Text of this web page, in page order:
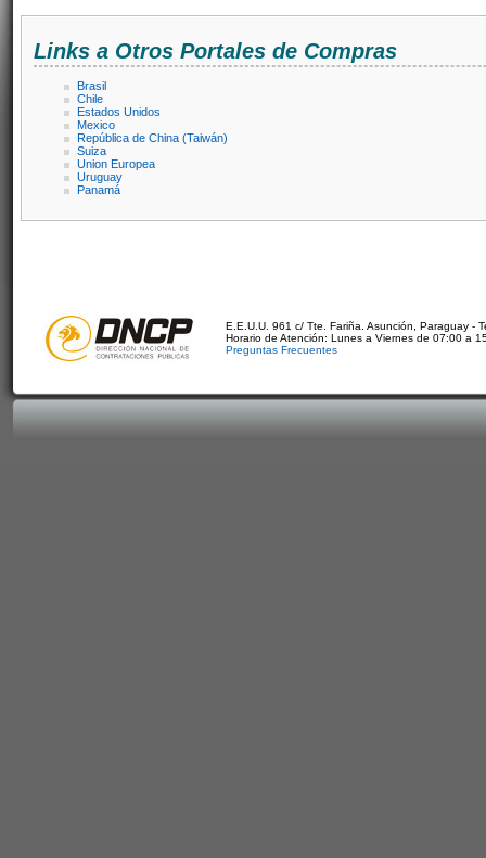
Links a Otros Portales de Compras
Brasil
Chile
Estados Unidos
Mexico
República de China (Taiwán)
Suiza
Union Europea
Uruguay
Panamá
E.E.U.U. 961 c/ Tte. Fariña. Asunción, Paraguay -
Horario de Atención: Lunes a Viernes de 07:00 a
Preguntas Frecuentes